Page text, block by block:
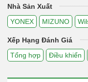
Nhà Sản Xuất
YONEX
MIZUNO
Xếp Hạng Đánh Giá
Tổng hợp
Điều khiển